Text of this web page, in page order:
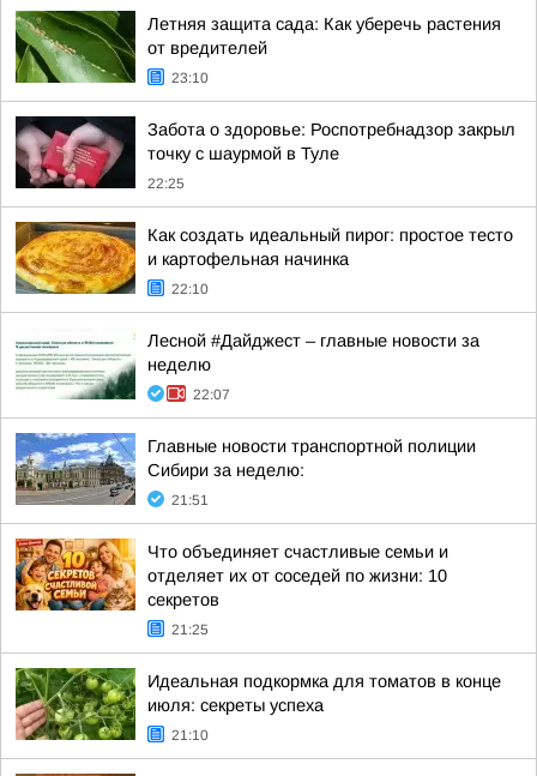
Летняя защита сада: Как уберечь растения
от вредителей
23:10
Забота о здоровье: Роспотребнадзор закрыл
точку с шаурмой в Туле
22:25
Как создать идеальный пирог: простое тесто
и картофельная начинка
22:10
Лесной #Дайджест – главные новости за
неделю
22:07
Главные новости транспортной полиции
Сибири за неделю:
21:51
Что объединяет счастливые семьи и
отделяет их от соседей по жизни: 10
секретов
21:25
Идеальная подкормка для томатов в конце
июля: секреты успеха
21:10